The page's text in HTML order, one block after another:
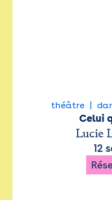
théâtre
Celui
Lucie
12